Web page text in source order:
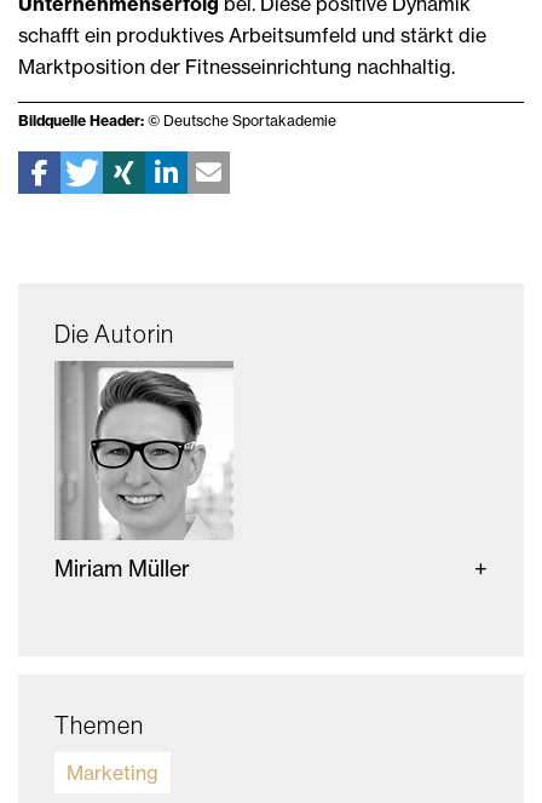
schafft ein produktives Arbeitsumfeld und stärkt die
Marktposition der Fitnesseinrichtung nachhaltig.
Bildquelle Header: © Deutsche Sportakademie
Die Autorin
Miriam Müller
Themen
Marketing